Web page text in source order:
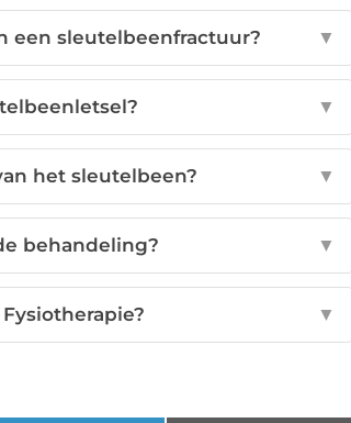
een sleutelbeenfractuur? ▼
▼
het sleutelbeen? ▼
behandeling? ▼
▼